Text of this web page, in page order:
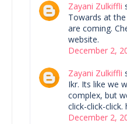
Zayani Zulkiffli
Towards at
are coming.
website.
December 2,
Zayani Zulkiffli
Ikr. Its like we
complex, but
click-click-click.
December 2,